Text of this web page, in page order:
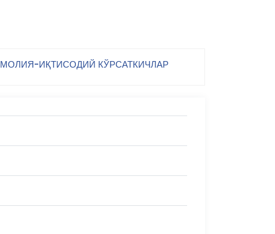
МОЛИЯ-ИҚТИСОДИЙ КЎРСАТКИЧЛАР